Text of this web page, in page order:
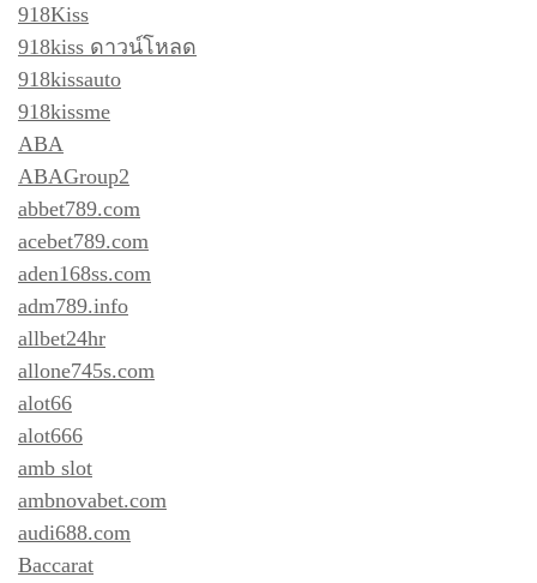
918Kiss
918kiss ดาวน์โหลด
918kissauto
918kissme
ABA
ABAGroup2
abbet789.com
acebet789.com
aden168ss.com
adm789.info
allbet24hr
allone745s.com
alot66
alot666
amb slot
ambnovabet.com
audi688.com
Baccarat